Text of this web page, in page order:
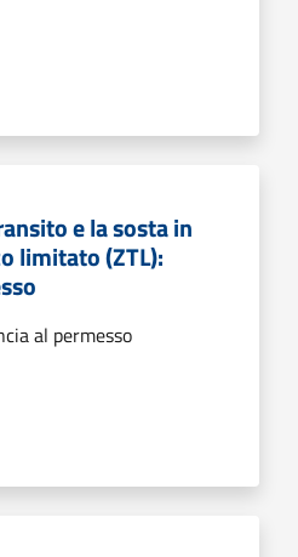
e la sosta in
limitato (ZTL):
al permesso